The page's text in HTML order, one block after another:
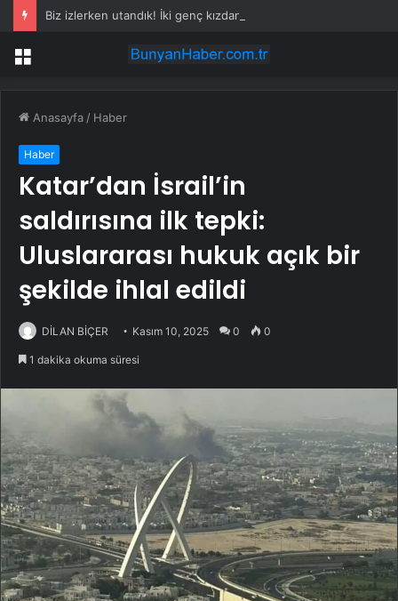
Menü
Anasayfa / Haber
Haber
Katar’dan İsrail’in
saldırısına ilk tepki:
Uluslararası hukuk açık bir
şekilde ihlal edildi
DİLAN BİÇER Kasım 10, 2025 0 0
1 dakika okuma süresi